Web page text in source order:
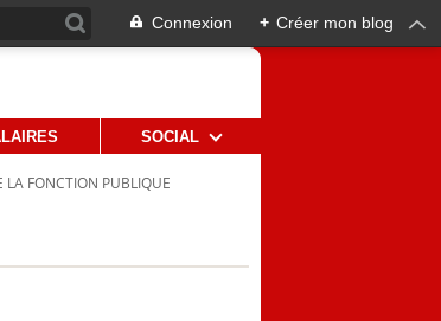
Connexion + Créer mon blog
SOCIAL
LA FONCTION PUBLIQUE